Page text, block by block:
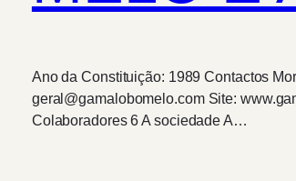
Ano da Constituição: 1989 Contactos
geral@gamalobomelo.com Site:
Colaboradores 6 A sociedade A…